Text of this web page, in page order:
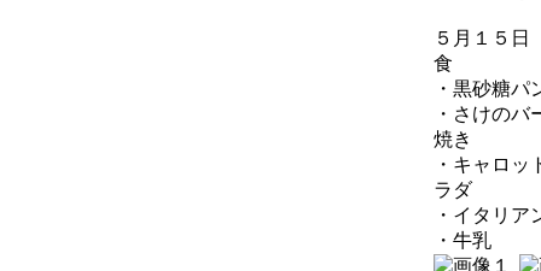
５月１５日
食
・黒砂糖パ
・さけのバ
焼き
・キャロッ
ラダ
・イタリア
・牛乳